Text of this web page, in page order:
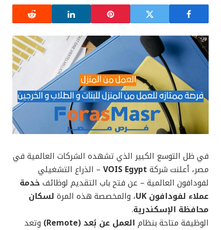
في ظل التوسع الكبير الذي تشهده الشركات العالمية في
مصر، أعلنت شركة VOIS Egypt – الذراع التشغيلي
لفودافون العالمية – عن فتح باب التقديم لوظائف خدمة
عملاء لفودافون UK
، والمخصصة هذه المرة لسكان
محافظة الإسكندرية.
الوظيفة متاحة بنظام العمل عن بُعد (Remote)
وتعد